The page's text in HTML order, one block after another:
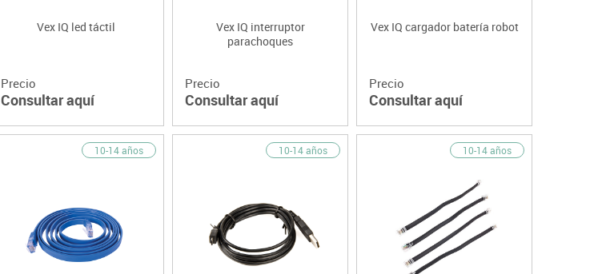
Vex IQ led táctil
Precio
Consultar aquí
Vex IQ interruptor
parachoques
Precio
Consultar aquí
Vex IQ cargador batería robot
Precio
Consultar aquí
10-14 años 10-14 años 10-14 años